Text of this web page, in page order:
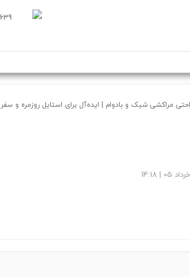
مراکشی شیک و بادوام | ایده‌آل برای استایل روزمره و سفر